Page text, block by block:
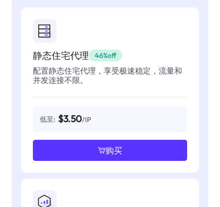
静态住宅代理 46%off
配置静态住宅代理，享受极速稳定，流量和
并发连接不限。
低至: $3.50/IP
购买